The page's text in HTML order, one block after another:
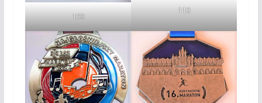
109
110